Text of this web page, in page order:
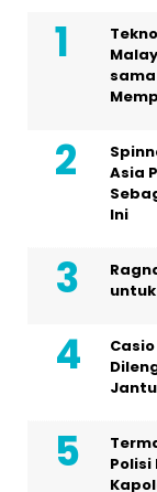
sama
Asia
Ini
Polisi